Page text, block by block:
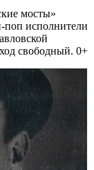
мосты»
поп исполнители
свободный. 0+